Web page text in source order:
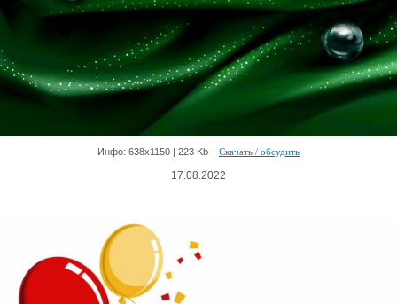
Инфо: 638х1150 | 223 Kb Скачать / обсудить
17.08.2022